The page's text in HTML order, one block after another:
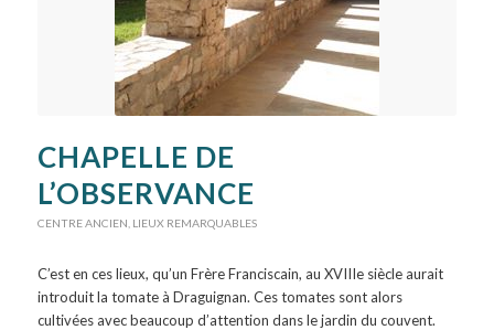
CHAPELLE DE
L’OBSERVANCE
CENTRE ANCIEN LIEUX REMARQUABLES
C’est en ces lieux, qu’un Frère Franciscain, au XVIIIe siècle aurait
introduit la tomate à Draguignan. Ces tomates sont alors
cultivées avec beaucoup d’attention dans le jardin du couvent.